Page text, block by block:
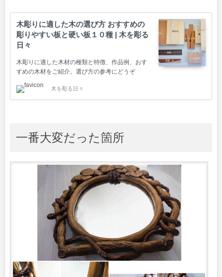
木彫りに適した木の選び方 おすすめの
彫りやすい板と硬い板１０種 | 木を彫る
日々
木彫りに適した木材の種類と特徴、作品例、おす
すめの木材をご紹介。選び方の参考にどうぞ
木を彫る日々
一番大変だった箇所